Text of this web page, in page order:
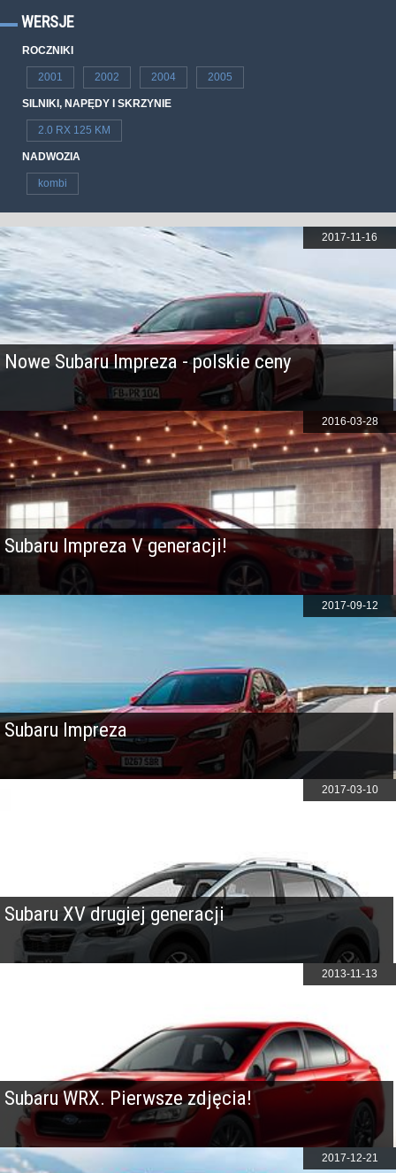
WERSJE
ROCZNIKI
2001 2002 2004 2005
SILNIKI, NAPĘDY I SKRZYNIE
2.0 RX 125 KM
NADWOZIA
kombi
Nowe Subaru Impreza - polskie ceny
2017-11-16
Subaru Impreza V generacji!
2016-03-28
Subaru Impreza
2017-09-12
Subaru XV drugiej generacji
2017-03-10
Subaru WRX. Pierwsze zdjęcia!
2013-11-13
2017-12-21